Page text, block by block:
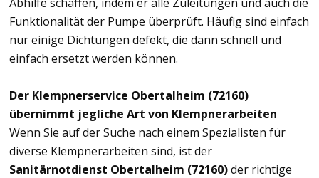
Abhilfe schaffen, indem er alle Zuleitungen und auch die
Funktionalität der Pumpe überprüft. Häufig sind einfach
nur einige Dichtungen defekt, die dann schnell und
einfach ersetzt werden können.
Der Klempnerservice Obertalheim (72160)
übernimmt jegliche Art von Klempnerarbeiten
Wenn Sie auf der Suche nach einem Spezialisten für
diverse Klempnerarbeiten sind, ist der
Sanitärnotdienst Obertalheim (72160)der richtige